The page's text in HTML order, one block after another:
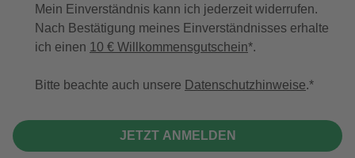
Mein Einverständnis kann ich jederzeit widerrufen.
Nach Bestätigung meines Einverständnisses erhalte
ich einen 10 € Willkommensgutschein*.
Bitte beachte auch unsere Datenschutzhinweise.
JETZT ANMELDEN